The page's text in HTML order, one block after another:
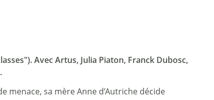
Avec Artus, Julia Piaton, Franck Dubosc,
menace, sa mère Anne d’Autriche décide